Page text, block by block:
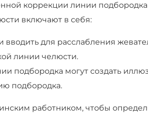
коррекции линии
включают в себя:
вводить для расслабления
линии челюсти.
подбородка могут создать
подбородка.
работником, чтобы